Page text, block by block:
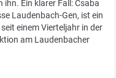
ihn. Ein klarer Fall: Csaba
Laudenbach-Gen, ist ein
einem Vierteljahr in der
am Laudenbacher